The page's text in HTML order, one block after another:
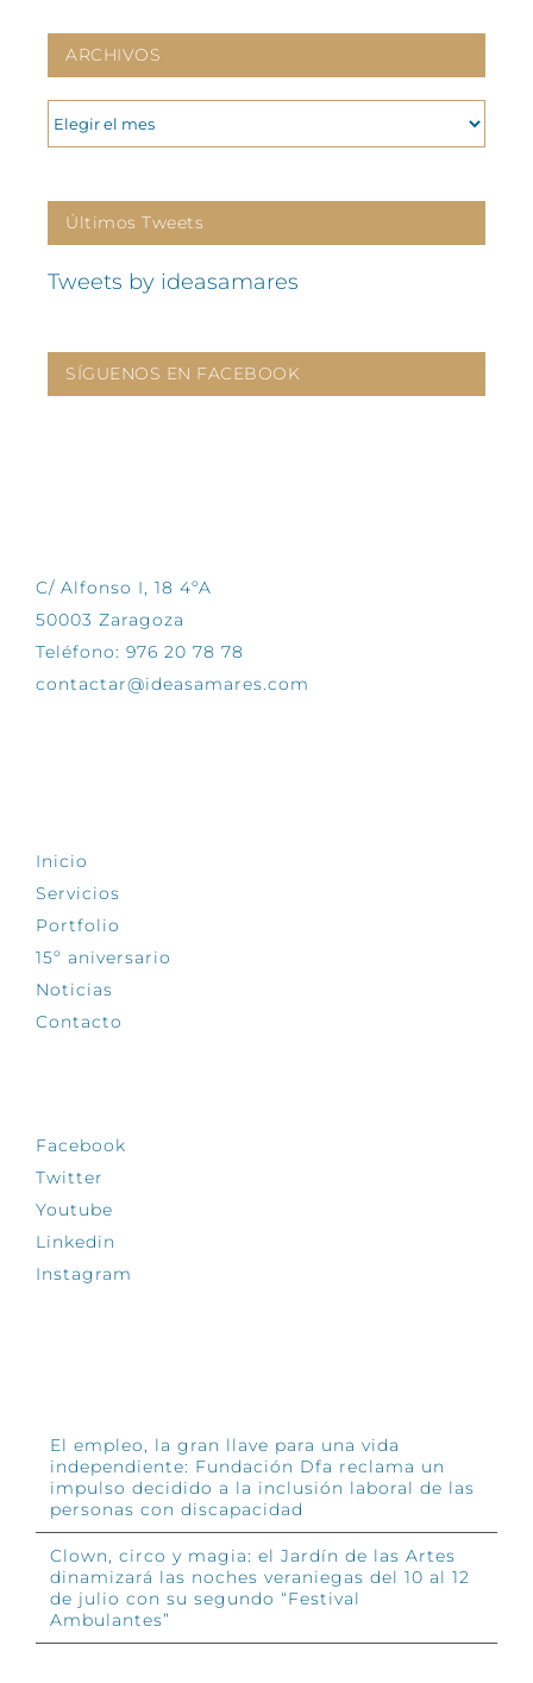
ARCHIVOS
ARCHIVOS
Últimos Tweets
Tweets by ideasamares
SÍGUENOS EN FACEBOOK
C/ Alfonso I, 18 4ºA
50003 Zaragoza
Teléfono: 976 20 78 78
contactar@ideasamares.com
Inicio
Servicios
Portfolio
15º aniversario
Noticias
Contacto
Facebook
Twitter
Youtube
Linkedin
Instagram
El empleo, la gran llave para una vida
independiente: Fundación Dfa reclama un
impulso decidido a la inclusión laboral de las
personas con discapacidad
Clown, circo y magia: el Jardín de las Artes
dinamizará las noches veraniegas del 10 al 12
de julio con su segundo “Festival
Ambulantes”